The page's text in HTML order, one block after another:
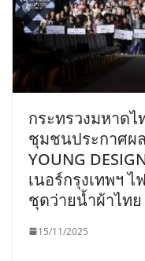
กระทรวงมหาด
ชุมชนประกาศผ
YOUNG
เนอร์กรุงเทพฯ
ชุดว่ายน้ำผ้าไทย
15/11/2025